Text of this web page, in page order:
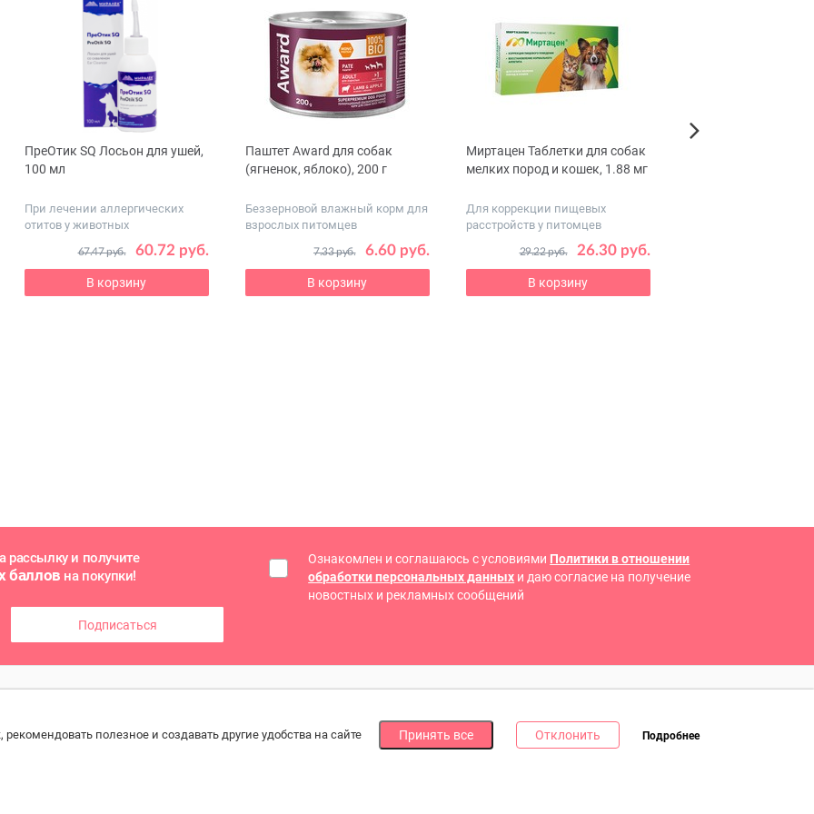
ПреОтик SQ Лосьон для ушей,
100 мл
При лечении аллергических
отитов у животных
60.72 руб.
67.47 руб.
В корзину
Паштет Award для собак
(ягненок, яблоко), 200 г
Беззерновой влажный корм для
взрослых питомцев
6.60 руб.
7.33 руб.
В корзину
Миртацен Таблетки для собак
мелких пород и кошек, 1.88 мг
Для коррекции пищевых
расстройств у питомцев
26.30 руб.
29.22 руб.
В корзину
рассылку и получите
баллов на покупки!
Подписаться
Ознакомлен и соглашаюсь с условиями Политики в отношении
обработки персональных данных и даю согласие на получение
новостных и рекламных сообщений
полезное и создавать другие удобства на сайте Принять все Отклонить Подробнее
оплата
Наличными или банковской картой
Подпишись на наши соцсети и получи10 бонусных